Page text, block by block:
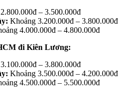
– 3.500.000đ
Khoảng 3.200.000đ – 3.800.000đ
4.000.000đ – 4.800.000đ
đi Kiên Lương:
– 3.800.000đ
Khoảng 3.500.000đ – 4.200.000đ
4.500.000đ – 5.500.000đ